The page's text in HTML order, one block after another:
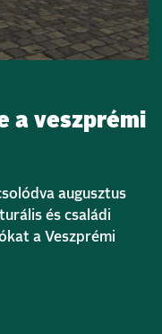
a veszprémi
augusztus
és családi
a Veszprémi